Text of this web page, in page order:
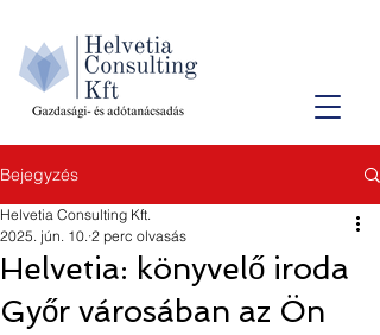
Bejegyzés
Helvetia: könyvelő iroda
Győr városában az Ön
Helvetia Consulting Kft.
2025. jún. 10. 2 perc olvasás